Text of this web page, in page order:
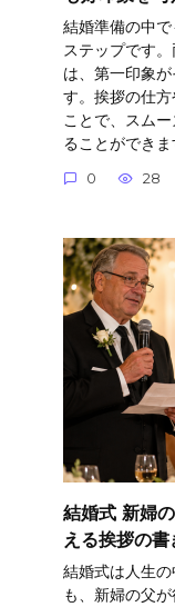
結婚準備の中
ステップです
は、第一印象
す。挨拶の仕
ことで、スム
ることができま
0 28
結婚式 新婦
える挨拶の書
結婚式は人生
も、新婦の父